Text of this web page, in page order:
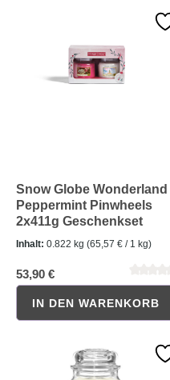
Snow Globe Wonderland
Peppermint Pinwheels
2x411g Geschenkset
Weihnachten
Inhalt: 0.822 kg (65,57 € / 1 kg)
53,90 €
Durchschnittliche
IN DEN WARENKORB